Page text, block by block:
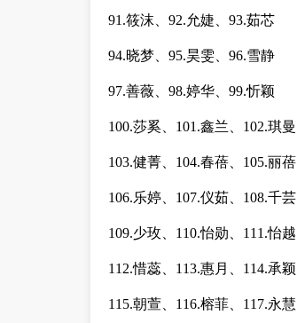
91.筱沫、92.允婕、93.茹芯
94.晓梦、95.昊雯、96.雪静
97.善薇、98.婷华、99.忻颖
100.莎奚、101.鑫兰、102.琪曼
103.健菁、104.春蓓、105.丽蓓
106.乐婷、107.仪茹、108.千芸
109.少玫、110.怡勋、111.怡越
112.惜蕊、113.惠月、114.承颖
115.朝萱、116.榕菲、117.永慧